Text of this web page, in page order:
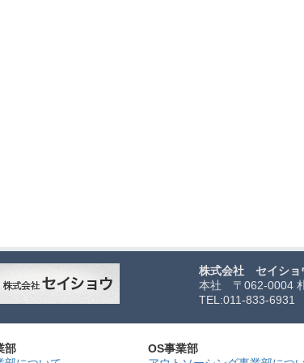
株式会社 セイショ
本社 〒062-0004
TEL:011-833-6931
部
OS事業部